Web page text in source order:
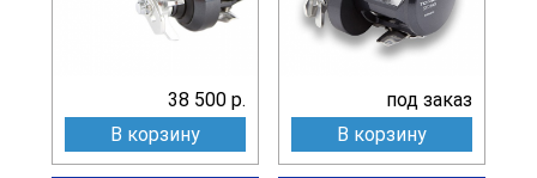
38 500 р.
В корзину
под заказ
В корзину